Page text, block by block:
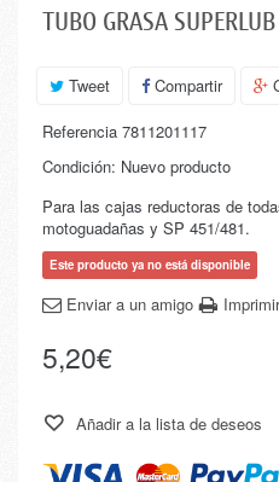
TUBO GRASA
Tweet Compartir
Referencia 7811201117
Condición: Nuevo producto
Para las cajas reductoras de
motoguadañas y SP 451/481.
Este producto ya no está disponible
Enviar a un amigo Imprimir
5,20€
Añadir a la lista de deseos